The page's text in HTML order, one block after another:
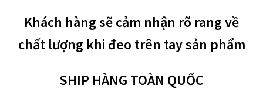
Khách hàng sẽ cảm nhận rõ rang về
chất lượng khi đeo trên tay sản phẩm
SHIP HÀNG TOÀN QUỐC